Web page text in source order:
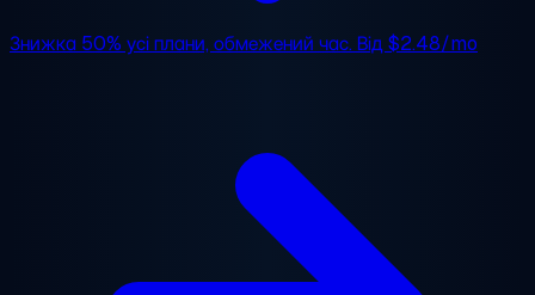
Знижка 50% усі плани, обмежений час. Від$2.48/mo